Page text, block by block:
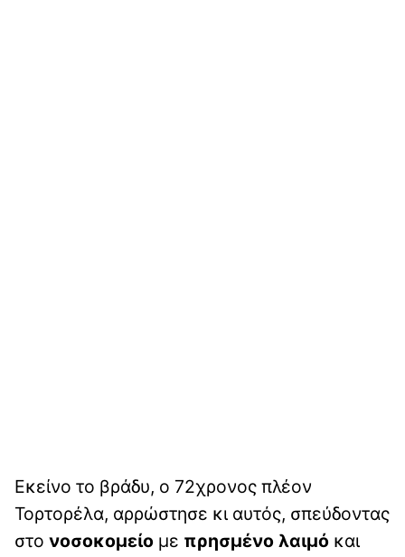
Εκείνο το βράδυ, ο 72χρονος πλέον
Τορτορέλα, αρρώστησε κι αυτός, σπεύδοντας
στο νοσοκομείο με πρησμένο λαιμό και